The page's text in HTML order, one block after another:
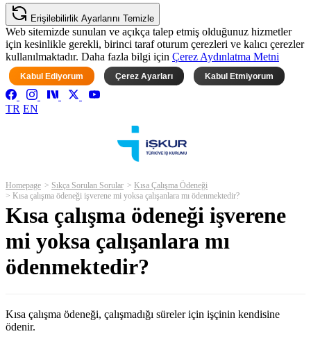
Erişilebilirlik Ayarlarını Temizle
Web sitemizde sunulan ve açıkça talep etmiş olduğunuz hizmetler
için kesinlikle gerekli, birinci taraf oturum çerezleri ve kalıcı çerezler
kullanılmaktadır. Daha fazla bilgi için Çerez Aydınlatma Metni
Kabul Ediyorum Çerez Ayarları Kabul Etmiyorum
TR EN
Homepage Sıkça Sorulan Sorular
Kısa Çalışma Ödeneği
Kısa çalışma ödeneği işverene mi yoksa çalışanlara mı ödenmektedir?
Kısa çalışma ödeneği işverene
mi yoksa çalışanlara mı
ödenmektedir?
Kısa çalışma ödeneği, çalışmadığı süreler için işçinin kendisine
ödenir.